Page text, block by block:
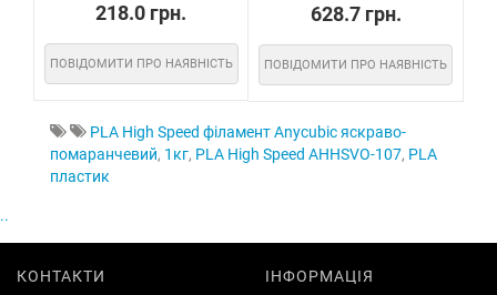
218.0 грн.
ПОВІДОМИТИ ПРО НАЯВНІСТЬ
628.7 грн.
ПОВІДОМИТИ ПРО НАЯВНІСТЬ
PLA High Speed філамент Anycubic яскраво-
помаранчевий, 1кг, PLA High Speed AHHSVO-107, PLA
пластик
..
КОНТАКТИ ІНФОРМАЦІЯ